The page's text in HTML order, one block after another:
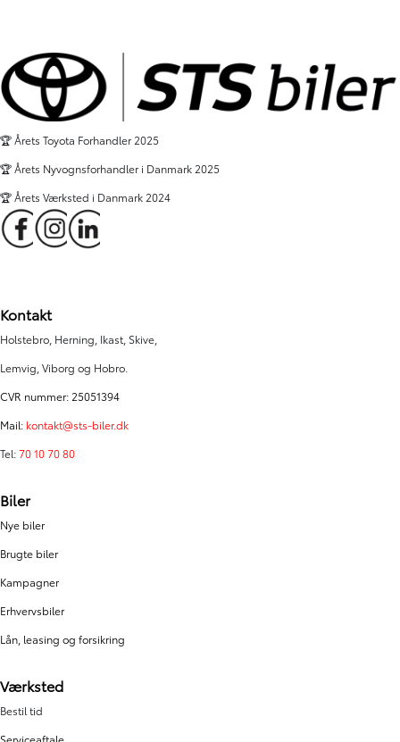
🏆 Årets Toyota Forhandler 2025
🏆 Årets Nyvognsforhandler i Danmark 2025
🏆 Årets Værksted i Danmark 2024
Kontakt
Holstebro, Herning, Ikast, Skive,
Lemvig, Viborg og Hobro.
CVR nummer: 25051394
Mail: kontakt@sts-biler.dk
Tel:70 10 70 80
Biler
Nye biler
Brugte biler
Kampagner
Erhvervsbiler
Lån, leasing og forsikring
Værksted
Bestil tid
Serviceaftale